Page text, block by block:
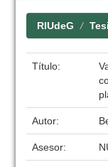
RIUdeG
Título:
Autor:
Asesor: